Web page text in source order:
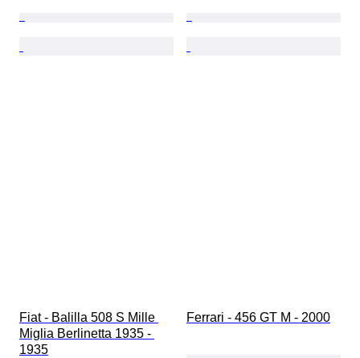
Fiat - Balilla 508 S Mille
Miglia Berlinetta 1935 -
1935
Ferrari - 456 GT M - 2000